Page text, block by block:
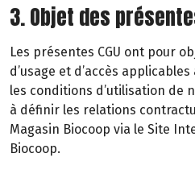
3. Objet des
Les présentes CGU ont pour
d’usage et d’accès
les conditions d’utilisation de
à définir les relations
Magasin Biocoop via le Site
Biocoop.